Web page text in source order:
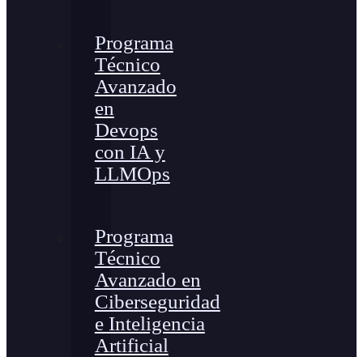
Programa
Técnico
Avanzado
en
Devops
con IA y
LLMOps
Programa
Técnico
Avanzado en
Ciberseguridad
e Inteligencia
Artificial